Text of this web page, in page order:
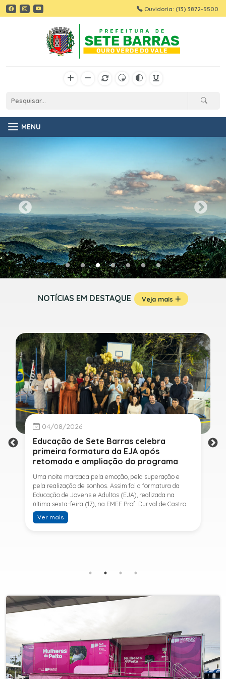
Ouvidoria: (13) 3872-5500
MENU
NOTÍCIAS EM DESTAQUE Veja mais
04/08/2026
Educação de Sete Barras celebra
primeira formatura da EJA após
retomada e ampliação do programa
Uma noite marcada pela emoção, pela superação e
pela realização de sonhos. Assim foi a formatura da
Educação de Jovens e Adultos (EJA), realizada na
última sexta-feira (17), na EMEF Prof. Durval de Castro. A
cerimônia celebrou a conclusão dos estudos de 53
alunos e entrou para a história ao marcar a primeira
SESI, ampliando o acesso à educação e oferecendo uma
retomar os estudos.A última turma da Educação de
Jovens e Adultos formada pelo município foi em 2016,
oferecida em Sete Barras e, a partir de agosto de 2025,
passou por uma importante ampliação. Em parceria
com o SESI, a Prefeitura passou a disponibilizar também
o Ensino Fundamental II (6º ao 9º ano) e o Ensino
Médio, ampliando significativamente as oportunidades
para que jovens e adultos concluam sua formação.A
Ver mais